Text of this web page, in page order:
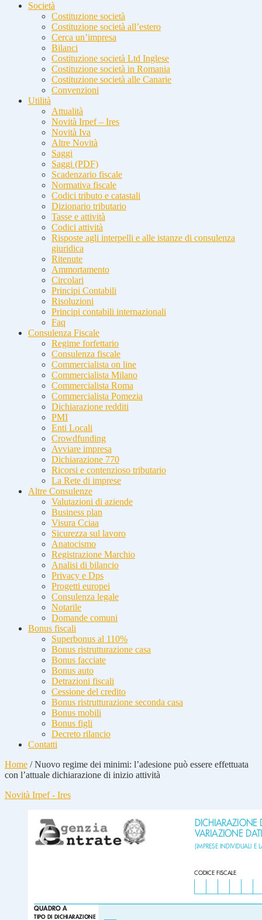
Società
Costituzione società
Costituzione società all’estero
Cerca un’impresa
Bilanci
Costituzione società Ltd Inglese
Costituzione società in Romania
Costituzione società alle Canarie
Convenzioni
Utilità
Attualità
Novità Irpef – Ires
Novità Iva
Altre Novità
Saggi
Saggi (PDF)
Scadenzario fiscale
Normativa fiscale
Codici tributo e catastali
Dizionario tributario
Tasse e attività
Codici attività
Risposte agli interpelli e alle istanze di consulenza
giuridica
Ritenute
Ammortamento
Circolari
Principi Contabili
Risoluzioni
Principi contabili internazionali
Faq
Consulenza Fiscale
Regime forfettario
Consulenza fiscale
Commercialista on line
Commercialista Milano
Commercialista Roma
Commercialista Pomezia
Dichiarazione redditi
PMI
Enti Locali
Crowdfunding
Avviare impresa
Dichiarazione 770
Ricorsi e contenzioso tributario
La Rete di imprese
Altre Consulenze
Valutazioni di aziende
Business plan
Visura Cciaa
Sicurezza sul lavoro
Anatocismo
Registrazione Marchio
Analisi di bilancio
Privacy e Dps
Progetti europei
Consulenza legale
Notarile
Domande comuni
Bonus fiscali
Superbonus al 110%
Bonus ristrutturazione casa
Bonus facciate
Bonus auto
Detrazioni fiscali
Cessione del credito
Bonus ristrutturazione seconda casa
Bonus mobili
Bonus figli
Decreto rilancio
Contatti
Home /Nuovo regime dei minimi: l’adesione può essere effettuata
con l’attuale dichiarazione di inizio attività
Novità Irpef - Ires